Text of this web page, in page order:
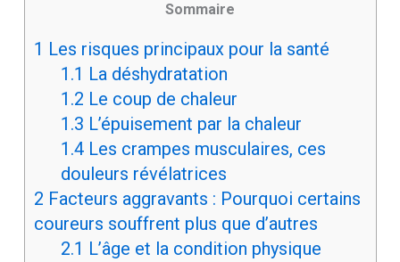
Sommaire
1 Les risques principaux pour la santé
1.1 La déshydratation
1.2 Le coup de chaleur
1.3 L’épuisement par la chaleur
1.4Les crampes musculaires, ces
douleurs révélatrices
2 Facteurs aggravants : Pourquoi certains
coureurs souffrent plus que d’autres
2.1 L’âge et la condition physique